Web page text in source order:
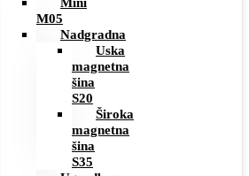
M05
Nadgradna
Uska
magnetna
šina
S20
Široka
magnetna
šina
S35